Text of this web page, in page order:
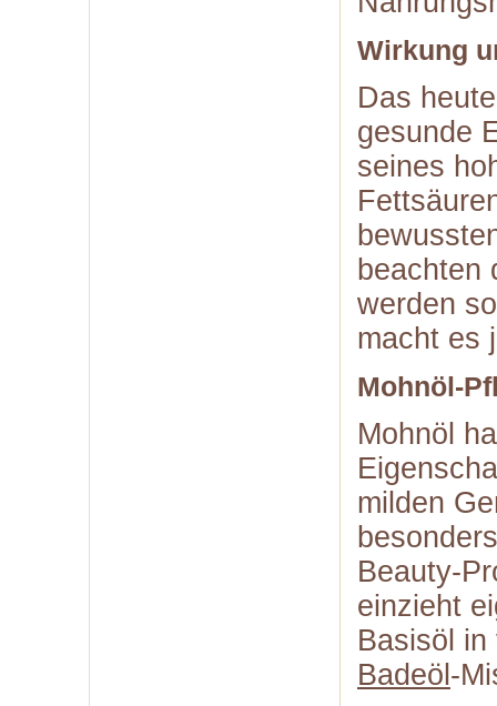
Wirkung
Das
gesunde
seines
beachten
werden
macht es
Mohnöl-
Mohnöl
milden
Beauty­-
einzieht
Basisöl
Badeöl -